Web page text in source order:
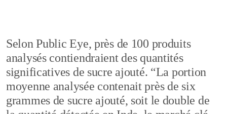
Selon Public Eye, près de 100 produits
analysés contiendraient des quantités
significatives de sucre ajouté. “La portion
moyenne analysée contenait près de six
grammes de sucre ajouté, soit le double de